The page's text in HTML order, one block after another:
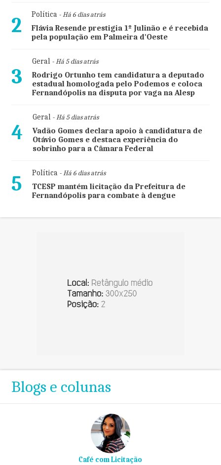
2 Política- Há 6 dias atrás
Flávia Resende prestigia 1º Julinão e é recebida
pela população em Palmeira d'Oeste
3
Geral- Há 5 dias atrás
Rodrigo Ortunho tem candidatura a deputado
estadual homologada pelo Podemos e coloca
Fernandópolis na disputa por vaga na Alesp
4
Geral- Há 5 dias atrás
Vadão Gomes declara apoio à candidatura de
Otávio Gomes e destaca experiência do
sobrinho para a Câmara Federal
5 Política- Há 6 dias atrás
TCESP mantém licitação da Prefeitura de
Fernandópolis para combate à dengue
Blogs e colunas
Café com Licitação